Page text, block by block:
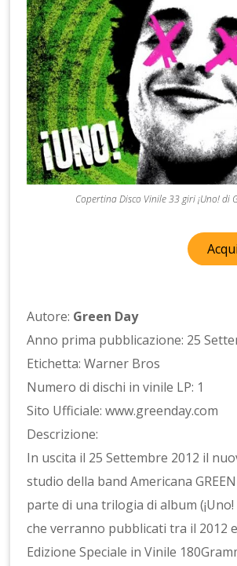
Copertina Disco Vinile 33 giri ¡Uno! di
Autore: Green Day
Anno prima pubblicazione: 25
Etichetta: Warner Bros
Numero di dischi in vinile LP: 1
Sito Ufficiale: www.greenday.com
Descrizione:
In uscita il 25 Settembre 2012 il
studio della band Americana GREEN
parte di una trilogia di album (¡Uno!
che verranno pubblicati tra il 2012
Edizione Speciale in Vinile